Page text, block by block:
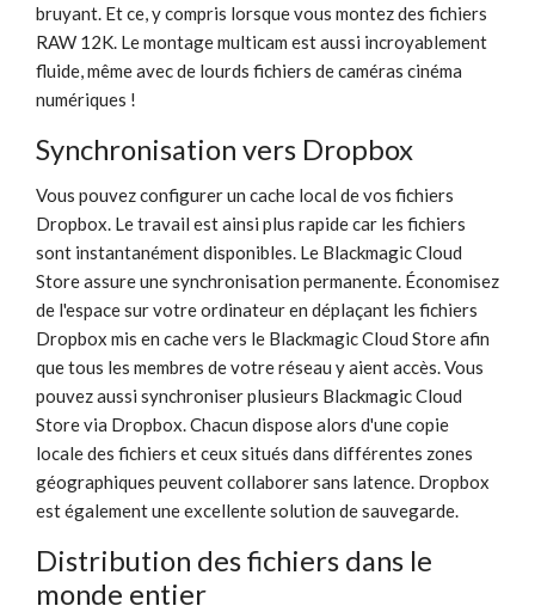
bruyant. Et ce, y compris lorsque vous montez des fichiers
RAW 12K. Le montage multicam est aussi incroyablement
fluide, même avec de lourds fichiers de caméras cinéma
numériques !
Synchronisation vers Dropbox
Vous pouvez configurer un cache local de vos fichiers
Dropbox. Le travail est ainsi plus rapide car les fichiers
sont instantanément disponibles. Le Blackmagic Cloud
Store assure une synchronisation permanente. Économisez
de l'espace sur votre ordinateur en déplaçant les fichiers
Dropbox mis en cache vers le Blackmagic Cloud Store afin
que tous les membres de votre réseau y aient accès. Vous
pouvez aussi synchroniser plusieurs Blackmagic Cloud
Store via Dropbox. Chacun dispose alors d'une copie
locale des fichiers et ceux situés dans différentes zones
géographiques peuvent collaborer sans latence. Dropbox
est également une excellente solution de sauvegarde.
Distribution des fichiers dans le
monde entier